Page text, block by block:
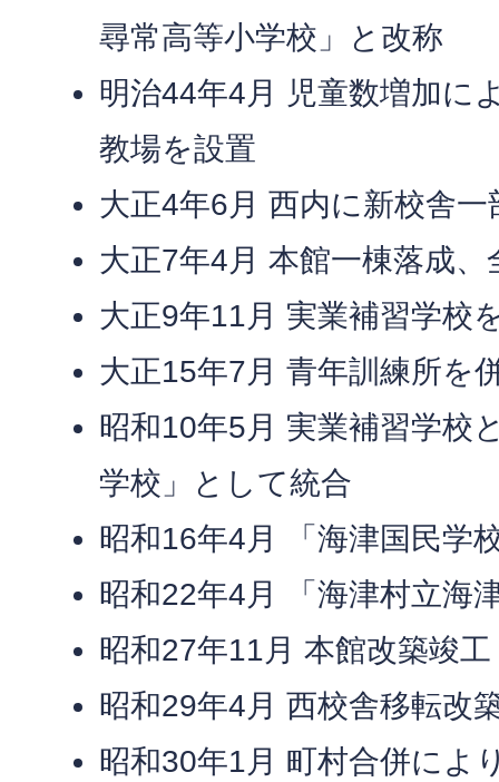
尋常高等小学校」と改称
明治44年4月 児童数増加に
教場を設置
大正4年6月 西内に新校舎一
大正7年4月 本館一棟落成、
大正9年11月 実業補習学校
大正15年7月 青年訓練所を
昭和10年5月 実業補習学校
学校」として統合
昭和16年4月 「海津国民学
昭和22年4月 「海津村立海
昭和27年11月 本館改築竣工
昭和29年4月 西校舎移転改
昭和30年1月 町村合併によ